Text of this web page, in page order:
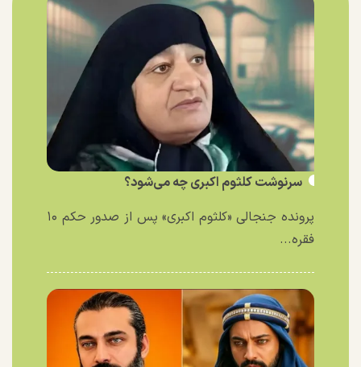
سرنوشت کلثوم اکبری چه می‌شود؟
پرونده جنجالی «کلثوم اکبری» پس از صدور حکم ۱۰
فقره...